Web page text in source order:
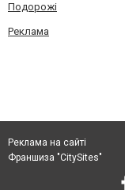
Подорожі
Реклама
Реклама на сайті
Франшиза "CitySites"